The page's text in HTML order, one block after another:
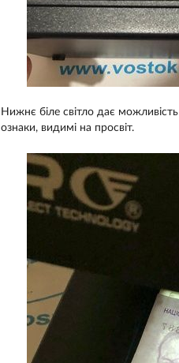
Нижнє біле світло дає можливість
ознаки, видимі на просвіт.